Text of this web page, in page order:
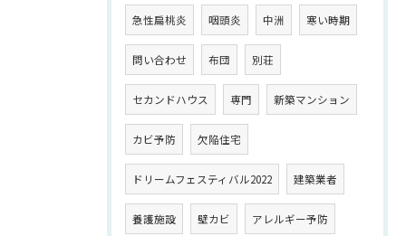
急性扁桃炎 咽頭炎 中洲 寒い時期
問い合わせ 布団 別荘
セカンドハウス 専門 新築マンション
カビ予防 欠陥住宅
ドリームフェスティバル2022 建築業者
養護施設 壁カビ アレルギー予防